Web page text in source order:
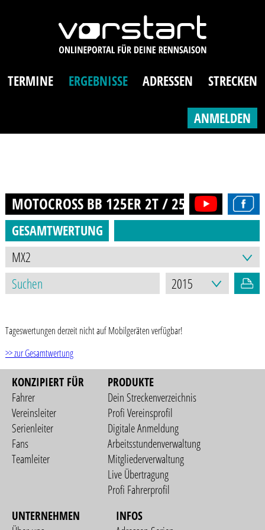
TERMINE ERGEBNISSE ADRESSEN STRECKEN
ANMELDEN
MOTOCROSS BB 125ER 2T / 250ER 4T (AB
GESAMTWERTUNG
Tageswertungen derzeit nicht auf Mobilgeräten verfügbar!
>> zur Gesamtwertung
KONZIPIERT FÜR
Fahrer
Vereinsleiter
Serienleiter
Fans
Teamleiter
PRODUKTE
Dein Streckenverzeichnis
Profi Vereinsprofil
Digitale Anmeldung
Arbeitsstundenverwaltung
Mitgliederverwaltung
Live Übertragung
Profi Fahrerprofil
UNTERNEHMEN
INFOS